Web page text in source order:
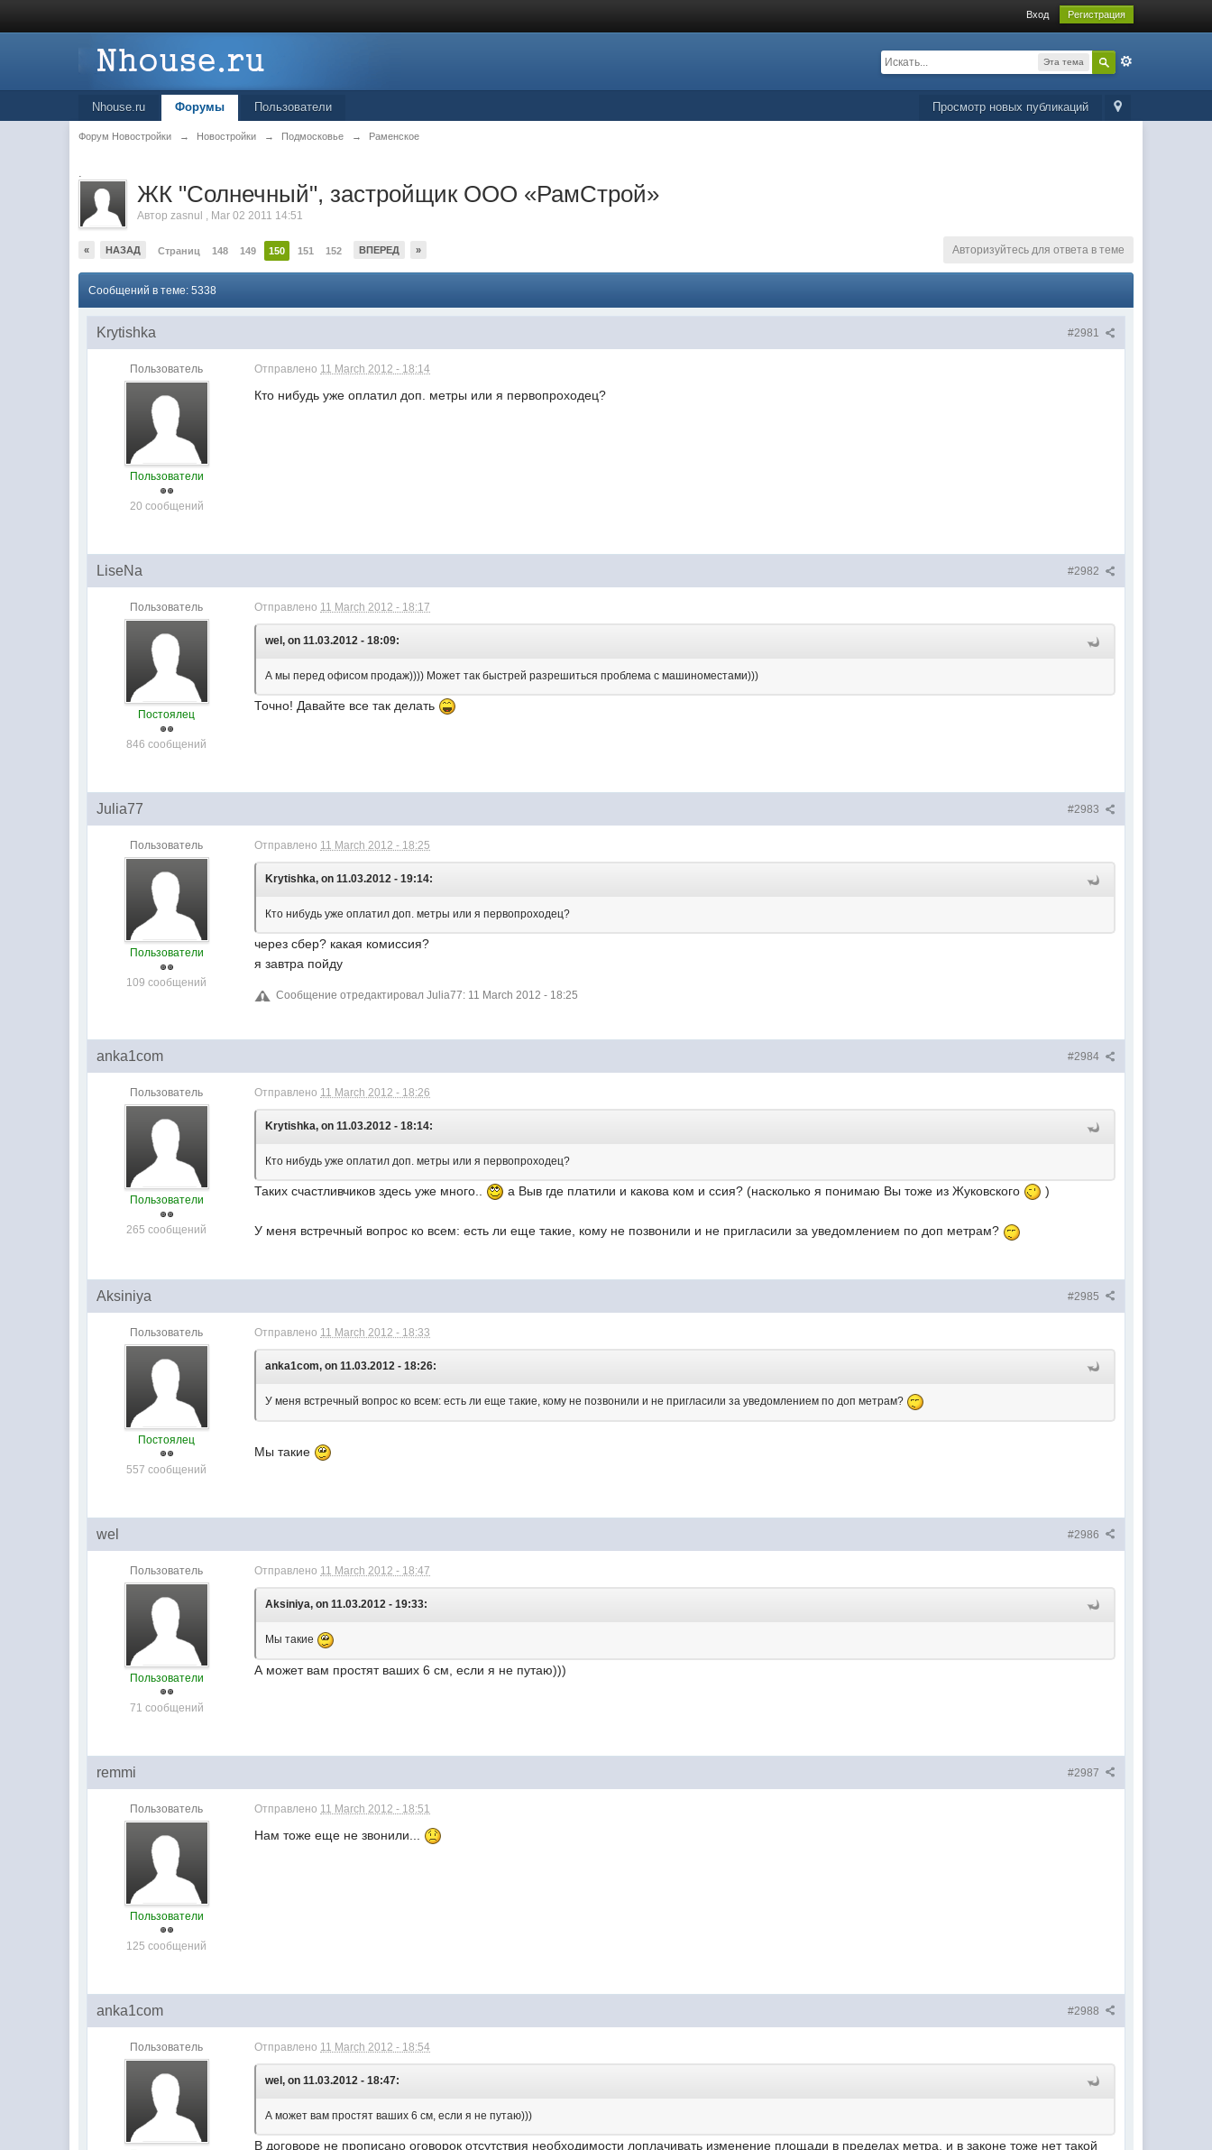
Вход Регистрация
Эта тема
Просмотр новых публикаций
Nhouse.ru Форумы Пользователи
Форум Новостройки → Новостройки → Подмосковье → Раменское
.
ЖК "Солнечный", застройщик ООО «РамСтрой»
Авторzasnul , Mar 02 2011 14:51
« НАЗАД Страниц 148 149 150 151 152 ВПЕРЕД » Авторизуйтесь для ответа в теме
Сообщений в теме: 5338
#2981
Krytishka
Пользователь
Пользователи
20 сообщений
Отправлено 11 March 2012 - 18:14
Кто нибудь уже оплатил доп. метры или я первопроходец?
#2982
LiseNa
Пользователь
Постоялец
846 сообщений
Отправлено 11 March 2012 - 18:17
wel, on 11.03.2012 - 18:09:
А мы перед офисом продаж)))) Может так быстрей разрешиться проблема с машиноместами)))
Точно! Давайте все так делать
#2983
Julia77
Пользователь
Пользователи
109 сообщений
Отправлено 11 March 2012 - 18:25
Krytishka, on 11.03.2012 - 19:14:
Кто нибудь уже оплатил доп. метры или я первопроходец?
через сбер? какая комиссия?
я завтра пойду
Сообщение отредактировал Julia77: 11 March 2012 - 18:25
#2984
anka1com
Пользователь
Пользователи
265 сообщений
Отправлено 11 March 2012 - 18:26
Krytishka, on 11.03.2012 - 18:14:
Кто нибудь уже оплатил доп. метры или я первопроходец?
Таких счастливчиков здесь уже много.. а Выв где платили и какова ком и ссия? (насколько я понимаю Вы тоже из Жуковского )
У меня встречный вопрос ко всем: есть ли еще такие, кому не позвонили и не пригласили за уведомлением по доп метрам?
#2985
Aksiniya
Пользователь
Постоялец
557 сообщений
Отправлено 11 March 2012 - 18:33
anka1com, on 11.03.2012 - 18:26:
У меня встречный вопрос ко всем: есть ли еще такие, кому не позвонили и не пригласили за уведомлением по доп метрам?
Мы такие
#2986
wel
Пользователь
Пользователи
71 сообщений
Отправлено 11 March 2012 - 18:47
Aksiniya, on 11.03.2012 - 19:33:
Мы такие
А может вам простят ваших 6 см, если я не путаю)))
#2987
remmi
Пользователь
Пользователи
125 сообщений
Отправлено 11 March 2012 - 18:51
Нам тоже еще не звонили...
#2988
anka1com
Пользователь Отправлено 11 March 2012 - 18:54
wel, on 11.03.2012 - 18:47:
А может вам простят ваших 6 см, если я не путаю)))
В договоре не прописано оговорок отсутствия необходимости лоплачивать изменение площади в пределах метра, и в законе тоже нет такой